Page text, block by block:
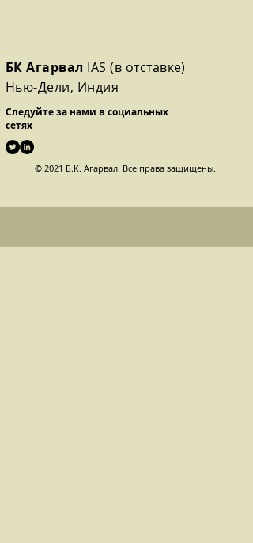
БК Агарвал IAS (в отставке)
Нью-Дели, Индия
Следуйте за нами в социальных
сетях
© 2021 Б.К. Агарвал. Все права защищены.